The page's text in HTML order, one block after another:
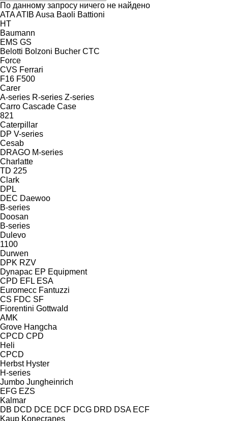
По данному запросу ничего не найдено
ATAATIB Ausa Baoli Battioni
HT
Baumann
EMS GS
Belotti Bolzoni Bucher CTC
Force
CVS Ferrari
F16 F500
Carer
A-series R-series Z-series
Carro Cascade Case
821
Caterpillar
DP V-series
Cesab
DRAGO M-series
Charlatte
TD 225
Clark
DPL
DEC Daewoo
B-series
Doosan
B-series
Dulevo
1100
Durwen
DPK RZV
Dynapac EP Equipment
CPD EFL ESA
Euromecc Fantuzzi
CS FDC SF
Fiorentini Gottwald
AMK
Grove Hangcha
CPCD CPD
Heli
CPCD
Herbst Hyster
H-series
Jumbo Jungheinrich
EFG EZS
Kalmar
DB DCD DCE DCF DCG DRD DSA ECF
Kaup Konecranes